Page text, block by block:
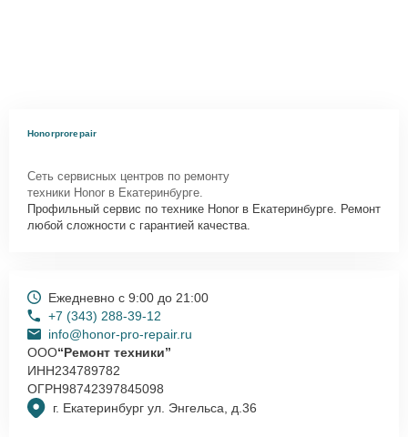
Honorprorepair
Сеть сервисных центров по ремонту
техники Honor в Екатеринбурге.
Профильный сервис по технике Honor в Екатеринбурге. Ремонт
любой сложности с гарантией качества.
г. Екатеринбург ул. Энгельса, д.36
Ежедневно с 9:00 до 21:00
+7 (343) 288-39-12
info@honor-pro-repair.ru
ООО“Ремонт техники”
ИНН234789782
ОГРН98742397845098